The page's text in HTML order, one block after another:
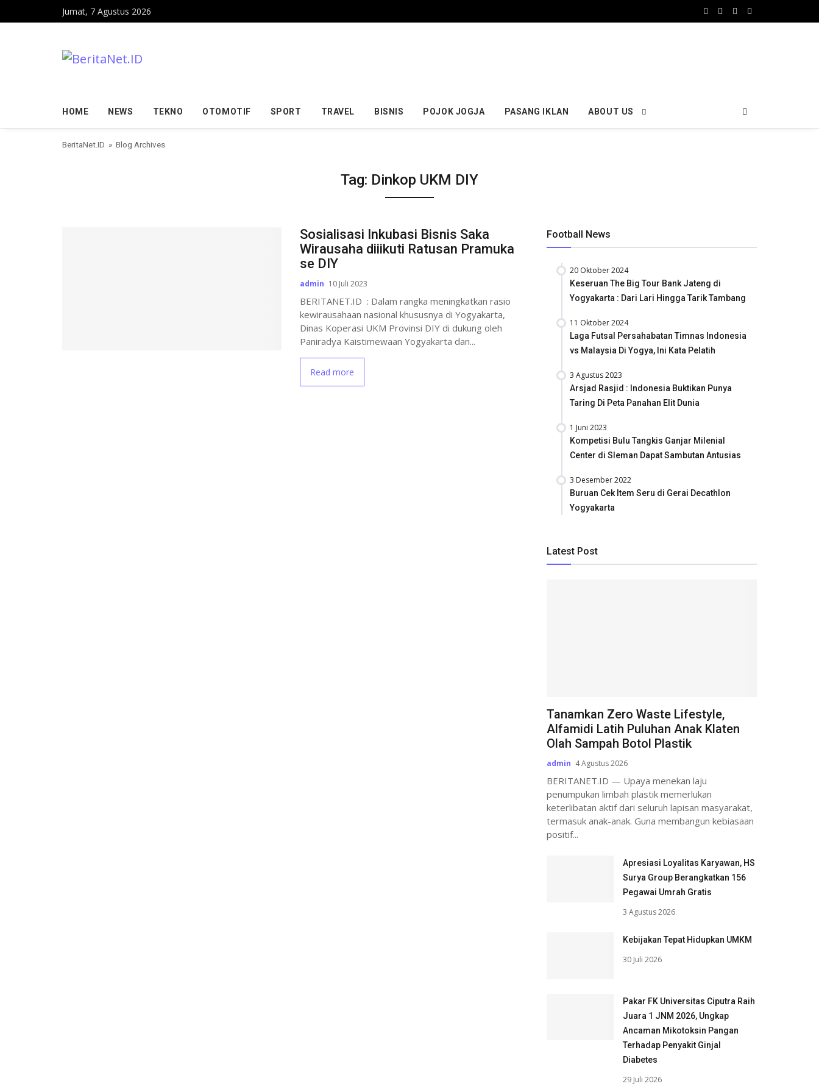
Skip to contentJumat, 7 Agustus 2026
HOME NEWS TEKNO OTOMOTIF SPORT TRAVEL BISNIS POJOK JOGJA PASANG IKLAN ABOUT US
BeritaNet.ID » Blog Archives
Tag: Dinkop UKM DIY
Sosialisasi Inkubasi Bisnis Saka
Wirausaha diiikuti Ratusan Pramuka
se DIY
admin 10 Juli 2023
BERITANET.ID : Dalam rangka meningkatkan rasio
kewirausahaan nasional khususnya di Yogyakarta,
Dinas Koperasi UKM Provinsi DIY di dukung oleh
Paniradya Kaistimewaan Yogyakarta dan...
Read more
Football News
20 Oktober 2024
Keseruan The Big Tour Bank Jateng di
Yogyakarta : Dari Lari Hingga Tarik Tambang
11 Oktober 2024
Laga Futsal Persahabatan Timnas Indonesia
vs Malaysia Di Yogya, Ini Kata Pelatih
3 Agustus 2023
Arsjad Rasjid : Indonesia Buktikan Punya
Taring Di Peta Panahan Elit Dunia
1 Juni 2023
Kompetisi Bulu Tangkis Ganjar Milenial
Center di Sleman Dapat Sambutan Antusias
3 Desember 2022
Buruan Cek Item Seru di Gerai Decathlon
Yogyakarta
Latest Post
Tanamkan Zero Waste Lifestyle,
Alfamidi Latih Puluhan Anak Klaten
Olah Sampah Botol Plastik
admin 4 Agustus 2026
BERITANET.ID — Upaya menekan laju
penumpukan limbah plastik memerlukan
keterlibatan aktif dari seluruh lapisan masyarakat,
termasuk anak-anak. Guna membangun kebiasaan
positif...
Apresiasi Loyalitas Karyawan, HS
Surya Group Berangkatkan 156
Pegawai Umrah Gratis
3 Agustus 2026
Kebijakan Tepat Hidupkan UMKM
30 Juli 2026
Pakar FK Universitas Ciputra Raih
Juara 1 JNM 2026, Ungkap
Ancaman Mikotoksin Pangan
Terhadap Penyakit Ginjal
Diabetes
29 Juli 2026